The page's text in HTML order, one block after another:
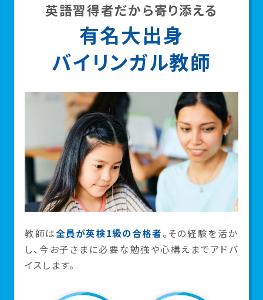
英語習得者だから寄り添える
有名大出身
バイリンガル教師
教師は全員が英検1級の合格者。その経験を活か
し、今お子さまに必要な勉強や心構えまでアドバ
イスします。